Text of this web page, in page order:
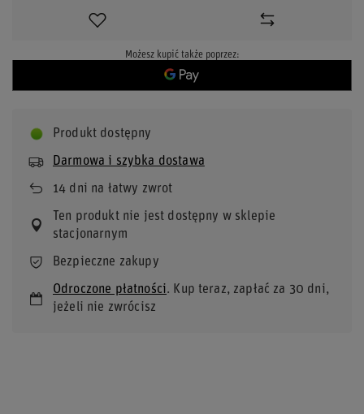
Możesz kupić także poprzez:
Produkt dostępny
Darmowa i szybka dostawa
14 dni na łatwy zwrot
Ten produkt nie jest dostępny w sklepie
stacjonarnym
Bezpieczne zakupy
Odroczone płatności. Kup teraz, zapłać za 30 dni,
jeżeli nie zwrócisz